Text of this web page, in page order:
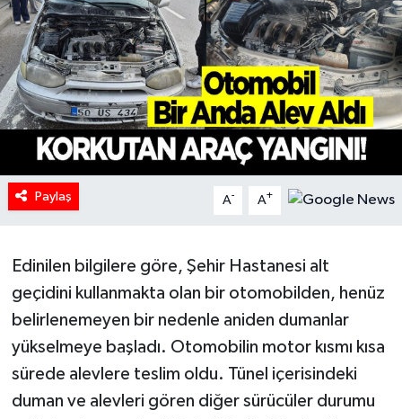
Paylaş A- A+
Edinilen bilgilere göre, Şehir Hastanesi alt
geçidini kullanmakta olan bir otomobilden, henüz
belirlenemeyen bir nedenle aniden dumanlar
yükselmeye başladı. Otomobilin motor kısmı kısa
sürede alevlere teslim oldu. Tünel içerisindeki
duman ve alevleri gören diğer sürücüler durumu
KÜLTÜR SANAT
MAGAZİN
Oyun
POLİTİKA
RESMİ İLANLAR
SAĞLIK
Spor
Tarihi Yapılarımız
Teknoloji